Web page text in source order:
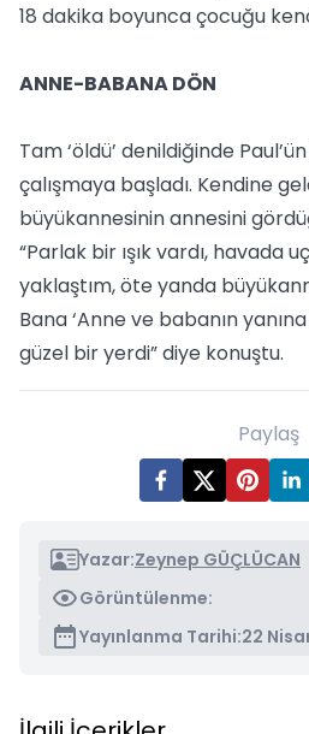
18 dakika boyunca çocuğu
ANNE-BABANA DÖN
Tam ‘öldü’ denildiğinde
çalışmaya başladı. Kendine
büyükannesinin annesini
“Parlak bir ışık vardı, havada
yaklaştım, öte yanda
Bana ‘Anne ve babanın
güzel bir yerdi” diye konuştu.
Paylaş
Yazar:Zeynep GÜÇLÜCAN
Görüntülenme:
Yayınlanma Tarihi:22